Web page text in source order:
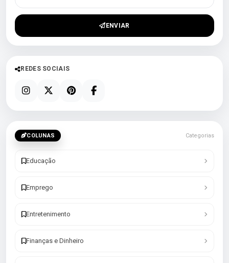
ENVIAR
REDES SOCIAIS
COLUNAS Categorias
Educação
Emprego
Entretenimento
Finanças e Dinheiro